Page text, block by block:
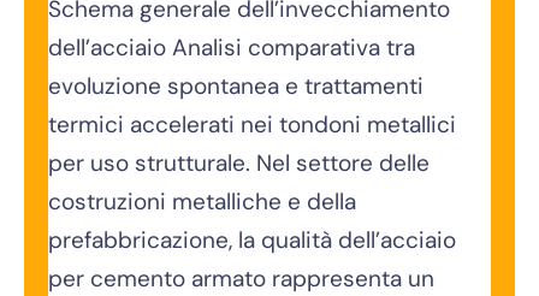
Schema generale dell’invecchiamento
dell’acciaio Analisi comparativa tra
evoluzione spontanea e trattamenti
termici accelerati nei tondoni metallici
per uso strutturale. Nel settore delle
costruzioni metalliche e della
prefabbricazione, la qualità dell’acciaio
per cemento armato rappresenta un